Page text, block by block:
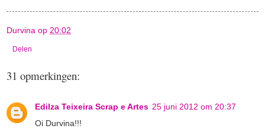
Durvina op 20:02
Delen
31 opmerkingen:
Edilza Teixeira Scrap e Artes 25 juni 2012 om 20:37
Oi Durvina!!!